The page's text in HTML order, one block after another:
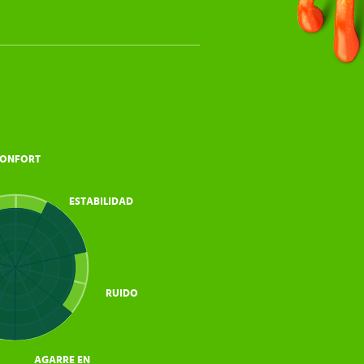
ESTABILIDAD
RUIDO
AGARRE EN